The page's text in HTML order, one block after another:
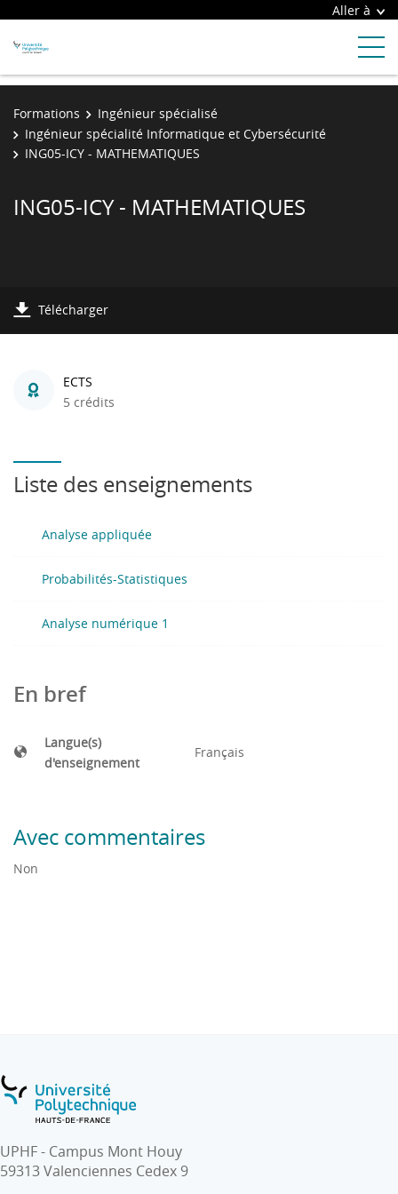
Aller à
Formations
Ingénieur spécialisé
Ingénieur spécialité Informatique et Cybersécurité
ING05-ICY - MATHEMATIQUES
ING05-ICY - MATHEMATIQUES
Télécharger
ECTS
5 crédits
Liste des enseignements
Analyse appliquée
Probabilités-Statistiques
Analyse numérique 1
En bref
Langue(s)
d'enseignement
Français
Avec commentaires
Non
UPHF - Campus Mont Houy
59313 Valenciennes Cedex 9